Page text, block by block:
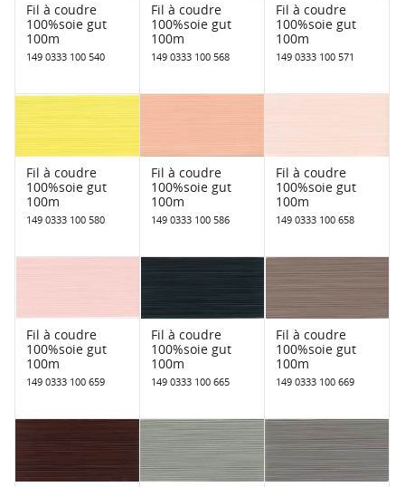
Fil à coudre
100%soie gut
100m
149 0333 100 540
Fil à coudre
100%soie gut
100m
149 0333 100 568
Fil à coudre
100%soie gut
100m
149 0333 100 571
Fil à coudre
100%soie gut
100m
149 0333 100 580
Fil à coudre
100%soie gut
100m
149 0333 100 586
Fil à coudre
100%soie gut
100m
149 0333 100 658
Fil à coudre
100%soie gut
100m
149 0333 100 659
Fil à coudre
100%soie gut
100m
149 0333 100 665
Fil à coudre
100%soie gut
100m
149 0333 100 669